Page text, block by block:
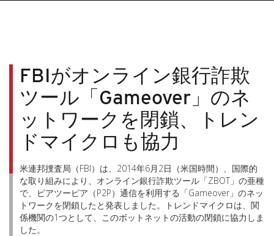
FBIがオンライン銀行詐欺
ツール「Gameover」のネ
ットワークを閉鎖、トレン
ドマイクロも協力
米連邦捜査局（FBI）は、2014年6月2日（米国時間）、国際的
な取り組みにより、オンライン銀行詐欺ツール「ZBOT」の亜種
で、ピアツーピア（P2P）通信を利用する「Gameover」のネッ
トワークを閉鎖したと発表しました。トレンドマイクロは、関
係機関の1つとして、このボットネットの活動の閉鎖に協力しま
した。